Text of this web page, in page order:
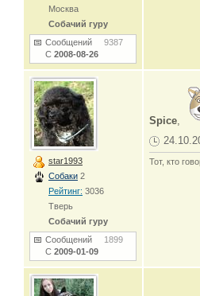
Москва
Собачий гуру
Сообщений 9387
С 2008-08-26
star1993
Собаки 2
Рейтинг: 3036
Тверь
Собачий гуру
Сообщений 1899
С 2009-01-09
Spice,
Тот, кто